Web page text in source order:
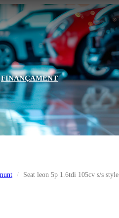
FINANÇAMENT
Seat leon 5p 1.6tdi 105cv s/s style